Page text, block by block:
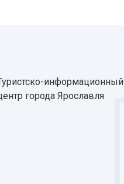
информационный
города Ярославля